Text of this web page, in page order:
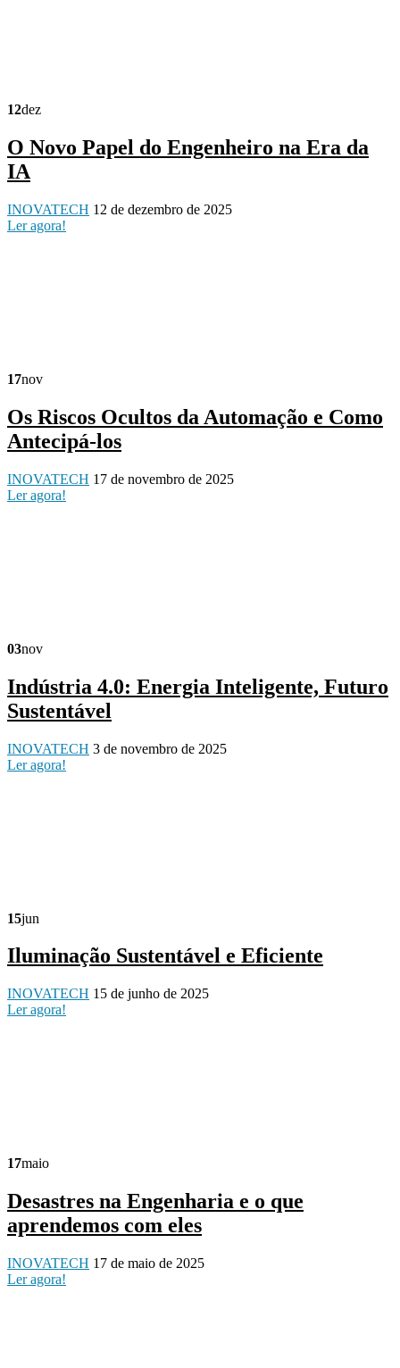
12dez
O Novo Papel do Engenheiro na Era da
IA
INOVATECH 12 de dezembro de 2025
Ler agora!
17nov
Os Riscos Ocultos da Automação e Como
Antecipá-los
INOVATECH 17 de novembro de 2025
Ler agora!
03nov
Indústria 4.0: Energia Inteligente, Futuro
Sustentável
INOVATECH 3 de novembro de 2025
Ler agora!
15jun
Iluminação Sustentável e Eficiente
INOVATECH 15 de junho de 2025
Ler agora!
17maio
Desastres na Engenharia e o que
aprendemos com eles
INOVATECH 17 de maio de 2025
Ler agora!